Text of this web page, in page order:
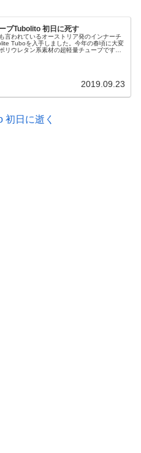
ブTubolito 初日に死す
言われているオーストリア発のインナーチ
Tuboを入手しました。今年の春頃に大変
リウレタン系素材の超軽量チューブです。
2019.09.23
初日に逝く